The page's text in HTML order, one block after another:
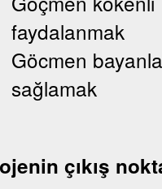
faydalanmak
Göcmen
sağlamak
çıkış